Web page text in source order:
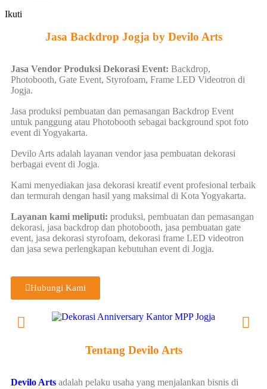
Ikuti
Jasa Backdrop Jogja by Devilo Arts
Jasa Vendor Produksi Dekorasi Event: Backdrop,
Photobooth, Gate Event, Styrofoam, Frame LED Videotron di
Jogja.
Jasa produksi pembuatan dan pemasangan Backdrop Event
untuk panggung atau Photobooth sebagai background spot foto
event di Yogyakarta.
Devilo Arts adalah layanan vendor jasa pembuatan dekorasi
berbagai event di Jogja.
Kami menyediakan jasa dekorasi kreatif event profesional terbaik
dan termurah dengan hasil yang maksimal di Kota Yogyakarta.
Layanan kami meliputi: produksi, pembuatan dan pemasangan
dekorasi, jasa backdrop dan photobooth, jasa pembuatan gate
event, jasa dekorasi styrofoam, dekorasi frame LED videotron
dan jasa sewa perlengkapan kebutuhan event di Jogja.
Hubungi Kami
Tentang Devilo Arts
Devilo Arts adalah pelaku usaha yang menjalankan bisnis di